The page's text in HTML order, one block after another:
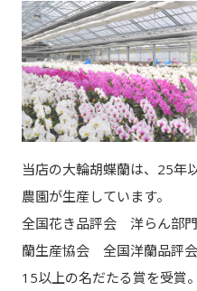
当店の大輪胡蝶蘭は、25年
農園が生産しています。
全国花き品評会 洋らん部
蘭生産協会 全国洋蘭品評
15以上の名だたる賞を受賞。